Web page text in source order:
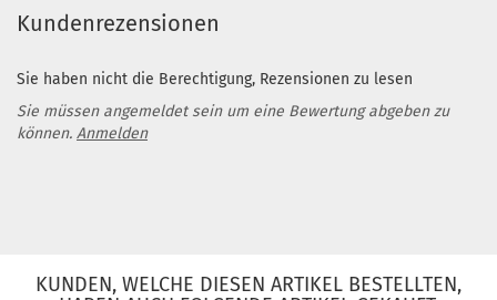
Kundenrezensionen
Sie haben nicht die Berechtigung, Rezensionen zu lesen
Sie müssen angemeldet sein um eine Bewertung abgeben zu
können. Anmelden
KUNDEN, WELCHE DIESEN ARTIKEL BESTELLTEN,